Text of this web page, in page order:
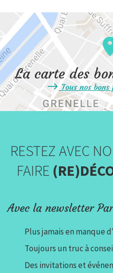
La carte des
Tous nos
RESTEZ AVEC
FAIRE
Avec la newsletter
Plus jamais en manque
Toujours un truc à
Des invitations et